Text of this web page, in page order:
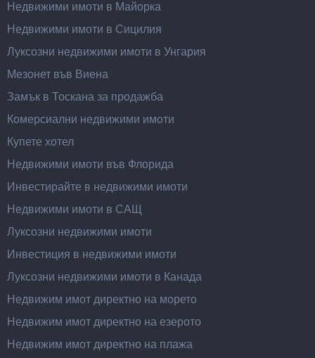
Недвижими имоти в Майорка
Недвижими имоти в Сицилия
Луксозни недвижими имоти в Унгария
Мезонет във Виена
Замък в Тоскана за продажба
Комерсиални недвижими имоти
Купете хотел
Недвижими имоти във Флорида
Инвестирайте в недвижими имоти
Недвижими имоти в САЩ
Луксозни недвижими имоти
Инвестиция в недвижими имоти
Луксозни недвижими имоти в Канада
Недвижим имот директно на морето
Недвижим имот директно на езерото
Недвижим имот директно на плажа